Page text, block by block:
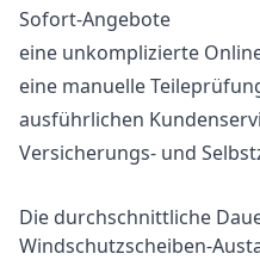
Sofort-Angebote
eine unkomplizierte
eine manuelle
ausführlichen
Versicherungs- und
Die durchschnittliche
Windschutzscheiben-